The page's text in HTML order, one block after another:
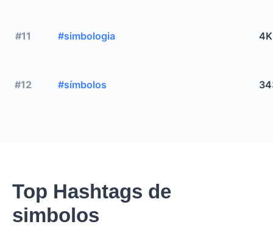
#11 #simbologia 4K
#12 #símbolos
Top Hashtags de
simbolos